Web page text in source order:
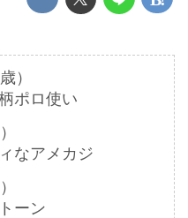
）
ポロ使い
なアメカジ
ーン